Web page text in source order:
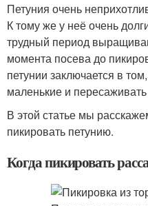
Петуния очень
К тому же у неё очень
трудный период
момента посева до
петунии заключается в
маленькие и
В этой статье мы
пикировать петунию.
Когда пикировать